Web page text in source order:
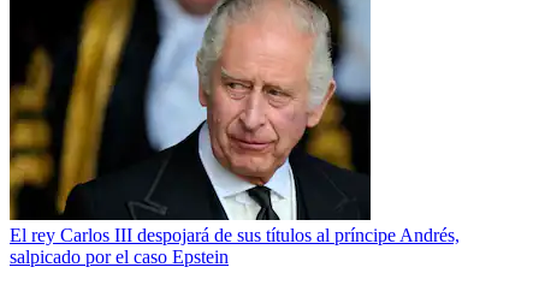
El rey Carlos III despojará de sus títulos al príncipe Andrés,
salpicado por el caso Epstein